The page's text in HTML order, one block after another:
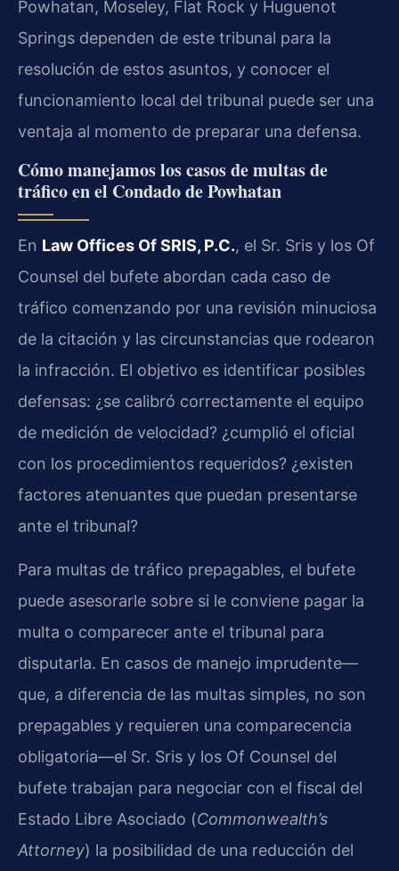
Powhatan, Moseley, Flat Rock y Huguenot
Springs dependen de este tribunal para la
resolución de estos asuntos, y conocer el
funcionamiento local del tribunal puede ser una
ventaja al momento de preparar una defensa.
Cómo manejamos los casos de multas de
tráfico en el Condado de Powhatan
En Law Offices Of SRIS, P.C., el Sr. Sris y los Of
Counsel del bufete abordan cada caso de
tráfico comenzando por una revisión minuciosa
de la citación y las circunstancias que rodearon
la infracción. El objetivo es identificar posibles
defensas: ¿se calibró correctamente el equipo
de medición de velocidad? ¿cumplió el oficial
con los procedimientos requeridos? ¿existen
factores atenuantes que puedan presentarse
ante el tribunal?
Para multas de tráfico prepagables, el bufete
puede asesorarle sobre si le conviene pagar la
multa o comparecer ante el tribunal para
disputarla. En casos de manejo imprudente—
que, a diferencia de las multas simples, no son
prepagables y requieren una comparecencia
obligatoria—el Sr. Sris y los Of Counsel del
bufete trabajan para negociar con el fiscal del
Estado Libre Asociado (Commonwealth’s
Attorney) la posibilidad de una reducción del